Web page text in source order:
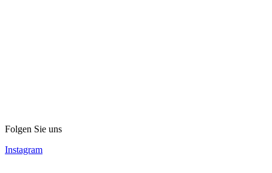
Folgen Sie uns
Instagram